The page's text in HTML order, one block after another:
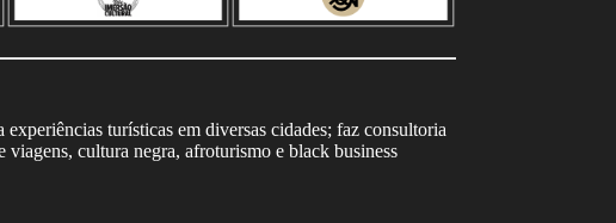
turísticas em diversas cidades; faz consultoria
cultura negra, afroturismo e black business